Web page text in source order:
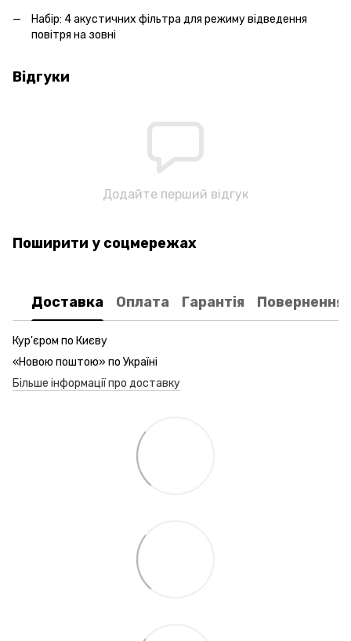
Набір: 4 акустичних фільтра для режиму відведення
повітря на зовні
Відгуки
Додайте перший відгук
Поширити у соцмережах
Доставка Оплата Гарантія Повернення
Кур'єром по Києву
«Новою поштою» по Україні
Більше інформації про доставку